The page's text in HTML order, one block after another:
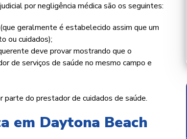
por negligência médica são os seguintes:
geralmente é estabelecido assim que um
ou cuidados);
deve provar mostrando que o
de serviços de saúde no mesmo campo e
do prestador de cuidados de saúde.
em Daytona Beach